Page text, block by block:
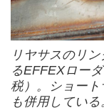
リヤサスのリ
るEFFEXロー
税）。ショート
も併用している